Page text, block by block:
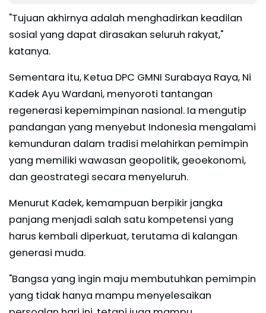
"Tujuan akhirnya adalah menghadirkan keadilan
sosial yang dapat dirasakan seluruh rakyat,"
katanya.
Sementara itu, Ketua DPC GMNI Surabaya Raya, Ni
Kadek Ayu Wardani, menyoroti tantangan
regenerasi kepemimpinan nasional. Ia mengutip
pandangan yang menyebut Indonesia mengalami
kemunduran dalam tradisi melahirkan pemimpin
yang memiliki wawasan geopolitik, geoekonomi,
dan geostrategi secara menyeluruh.
Menurut Kadek, kemampuan berpikir jangka
panjang menjadi salah satu kompetensi yang
harus kembali diperkuat, terutama di kalangan
generasi muda.
"Bangsa yang ingin maju membutuhkan pemimpin
yang tidak hanya mampu menyelesaikan